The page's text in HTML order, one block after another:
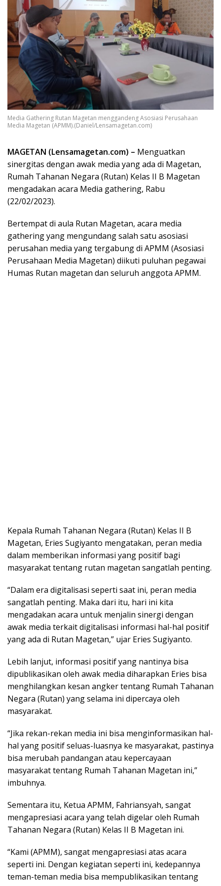
Media Gathering Rutan Magetan menggandeng Asosiasi Perusahaan
Media Magetan (APMM).(Daniel/Lensamagetan.com)
MAGETAN (Lensamagetan.com) – Menguatkan
sinergitas dengan awak media yang ada di Magetan,
Rumah Tahanan Negara (Rutan) Kelas II B Magetan
mengadakan acara Media gathering, Rabu
(22/02/2023).
Bertempat di aula Rutan Magetan, acara media
gathering yang mengundang salah satu asosiasi
perusahan media yang tergabung di APMM (Asosiasi
Perusahaan Media Magetan) diikuti puluhan pegawai
Humas Rutan magetan dan seluruh anggota APMM.
Kepala Rumah Tahanan Negara (Rutan) Kelas II B
Magetan, Eries Sugiyanto mengatakan, peran media
dalam memberikan informasi yang positif bagi
masyarakat tentang rutan magetan sangatlah penting.
“Dalam era digitalisasi seperti saat ini, peran media
sangatlah penting. Maka dari itu, hari ini kita
mengadakan acara untuk menjalin sinergi dengan
awak media terkait digitalisasi informasi hal-hal positif
yang ada di Rutan Magetan,” ujar Eries Sugiyanto.
Lebih lanjut, informasi positif yang nantinya bisa
dipublikasikan oleh awak media diharapkan Eries bisa
menghilangkan kesan angker tentang Rumah Tahanan
Negara (Rutan) yang selama ini dipercaya oleh
masyarakat.
“Jika rekan-rekan media ini bisa menginformasikan hal-
hal yang positif seluas-luasnya ke masyarakat, pastinya
bisa merubah pandangan atau kepercayaan
masyarakat tentang Rumah Tahanan Magetan ini,”
imbuhnya.
Sementara itu, Ketua APMM, Fahriansyah, sangat
mengapresiasi acara yang telah digelar oleh Rumah
Tahanan Negara (Rutan) Kelas II B Magetan ini.
“Kami (APMM), sangat mengapresiasi atas acara
seperti ini. Dengan kegiatan seperti ini, kedepannya
teman-teman media bisa mempublikasikan tentang